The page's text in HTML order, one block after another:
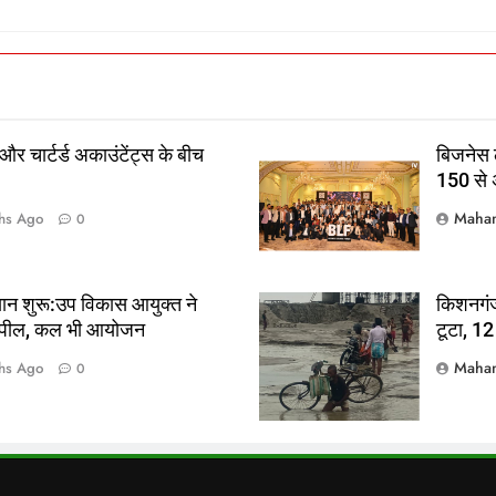
चार्टर्ड अकाउंटेंट्स के बीच
Ago 0
बिजनेस
150 से
शुरू:उप विकास आयुक्त ने
कल भी आयोजन
Ago 0
किशनगंज
टूटा,